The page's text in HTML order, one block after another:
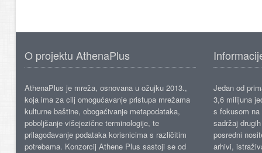
O projektu AthenaPlus
AthenaPlus je mreža, osnovana u ožujku 2013.,
koja ima za cilj omogućavanje pristupa mrežama
kulturne baštine, obogaćivanje metapodataka,
poboljšanje višejezične terminologije, te
prilagođavanje podataka korisnicima s različitim
potrebama. Konzorcij Athene Plus sastoji se od
Jedan od
3,6 milijuna
s fokusom
sadržaj
posredni
arhivi,